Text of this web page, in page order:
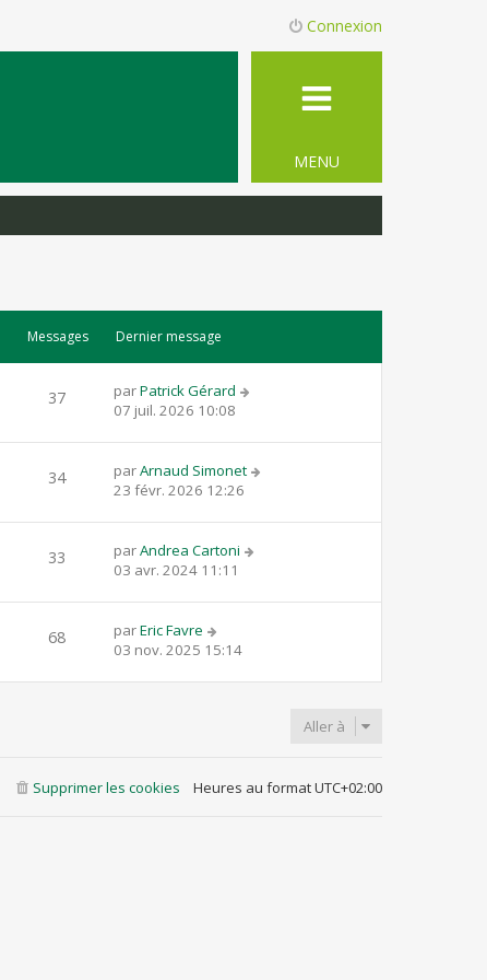
Connexion
MENU
Messages Dernier message
37 parPatrick Gérard
07 juil. 2026 10:08
34 parArnaud Simonet
23 févr. 2026 12:26
33 parAndrea Cartoni
03 avr. 2024 11:11
68 parEric Favre
03 nov. 2025 15:14
Aller à
Heures au formatUTC+02:00
Supprimer les cookies